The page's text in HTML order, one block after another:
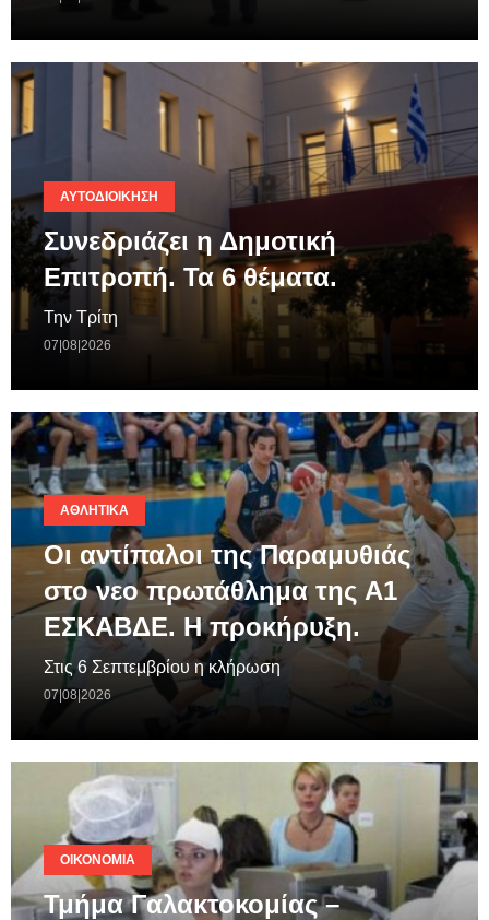
ΑΥΤΟΔΙΟΊΚΗΣΗ
Συνεδριάζει η Δημοτική
Επιτροπή. Τα 6 θέματα.
Την Τρίτη
07|08|2026
ΑΘΛΗΤΙΚΆ
Οι αντίπαλοι της Παραμυθιάς
στο νεο πρωτάθλημα της A1
ΕΣΚΑΒΔΕ. Η προκήρυξη.
Στις 6 Σεπτεμβρίου η κλήρωση
07|08|2026
ΟΙΚΟΝΟΜΊΑ
Τμήμα Γαλακτοκομίας –